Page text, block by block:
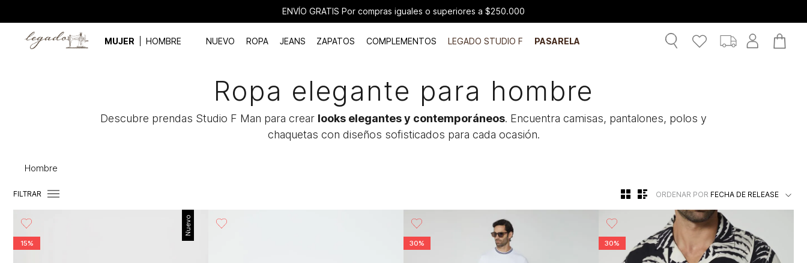
ENVÍO GRATIS Por compras iguales o superiores a $250.000
MUJER HOMBRE NUEVO ROPA JEANS ZAPATOS COMPLEMENTOS LEGADO STUDIO F PASARELA
Ropa elegante para hombre
Descubre prendas Studio F Man para crear looks elegantes y contemporáneos. Encuentra camisas, pantalones, polos y
chaquetas con diseños sofisticados para cada ocasión.
Hombre
FILTRAR ORDENAR POR FECHA DE RELEASE
Nuevo
15% 30% 30%